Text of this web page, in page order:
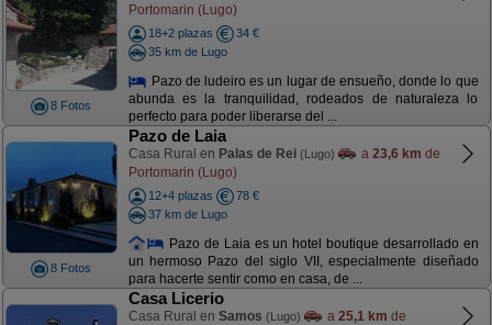
8 Fotos
Portomarin (Lugo)
18+2 plazas
34 €
35 km de Lugo
Pazo de ludeiro es un lugar de ensueño, donde lo que
abunda es la tranquilidad, rodeados de naturaleza lo
perfecto para poder liberarse del ...
8 Fotos
Pazo de Laia
Casa Rural en Palas de Rei (Lugo) a 23,6 km de
Portomarin (Lugo)
12+4 plazas
78 €
37 km de Lugo
Pazo de Laia es un hotel boutique desarrollado en
un hermoso Pazo del siglo VII, especialmente diseñado
para hacerte sentir como en casa, de ...
Casa Licerio
Casa Rural en Samos (Lugo) a 25,1 km de